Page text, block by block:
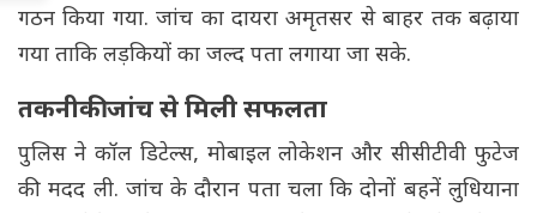
गठन किया गया. जांच का दायरा अमृतसर से बाहर तक बढ़ाया
गया ताकि लड़कियों का जल्द पता लगाया जा सके.
तकनीकी जांच से मिली सफलता
पुलिस ने कॉल डिटेल्स, मोबाइल लोकेशन और सीसीटीवी फुटेज
की मदद ली. जांच के दौरान पता चला कि दोनों बहनें लुधियाना